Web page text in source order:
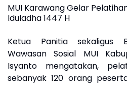
MUI Karawang Gelar
Iduladha 1447 H
Ketua Panitia sekaligus
Wawasan Sosial MUI
Isyanto mengatakan,
sebanyak 120 orang